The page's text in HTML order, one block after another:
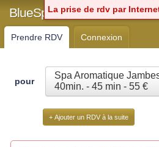
BlueSpa Chartres
Prendre RDV Connexion
pour
Spa Aromatique
40min. - 45 min - 55 €
+ Ajouter un RDV à la suite
La prise de rdv par